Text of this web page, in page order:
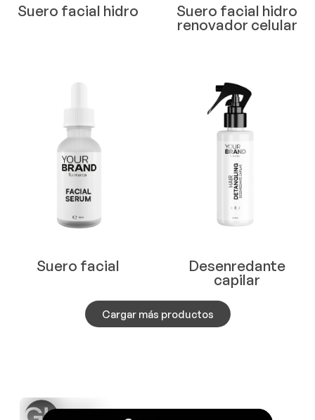
Suero facial hidro Suero facial hidro
renovador celular
Suero facial Desenredante
capilar
Cargar más productos